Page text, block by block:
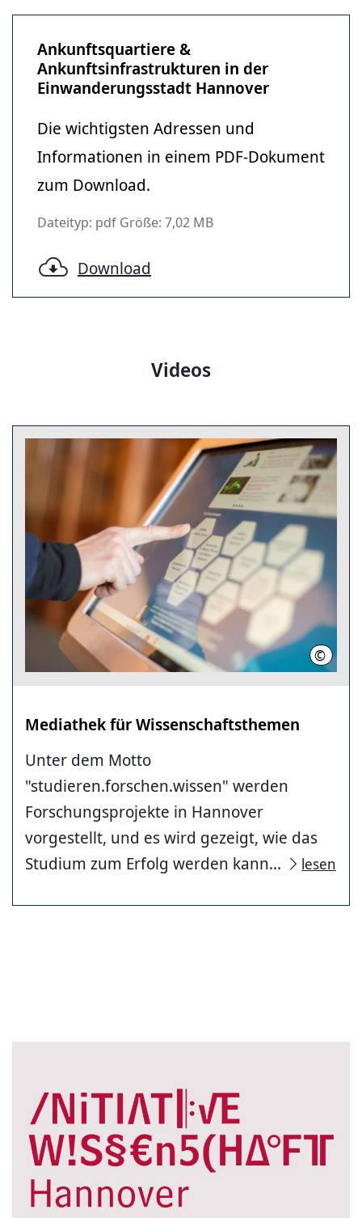
Ankunftsquartiere &
Ankunftsinfrastrukturen in der
Einwanderungsstadt Hannover
Die wichtigsten Adressen und
Informationen in einem PDF-Dokument
zum Download.
Dateityp: pdf Größe: 7,02 MB
Download
Videos
© LHH/
Mediathek für Wissenschaftsthemen
Unter dem Motto
"studieren.forschen.wissen" werden
Forschungsprojekte in Hannover
vorgestellt, und es wird gezeigt, wie das
Studium zum Erfolg werden kann...
lesen